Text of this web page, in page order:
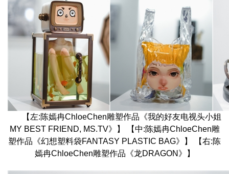
【左:陈嫣冉ChloeChen雕塑作品《我的好友电视头小姐
MY BEST FRIEND, MS.TV》】 【中:陈嫣冉ChloeChen雕
塑作品《幻想塑料袋FANTASY PLASTIC BAG》】 【右:陈
嫣冉ChloeChen雕塑作品《龙DRAGON》】